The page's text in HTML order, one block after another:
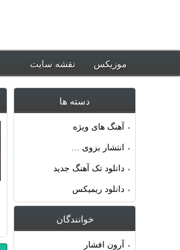
موزیکس نقشه سایت
دسته ها
آهنگ های ویژه
انتشار بزوی …
دانلود تک آهنگ جدید
دانلود ریمیکس
خوانندگان
آرون افشار